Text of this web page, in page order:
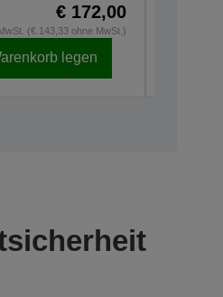
€ 172,00
(€ 143,33 ohne MwSt.)
legen